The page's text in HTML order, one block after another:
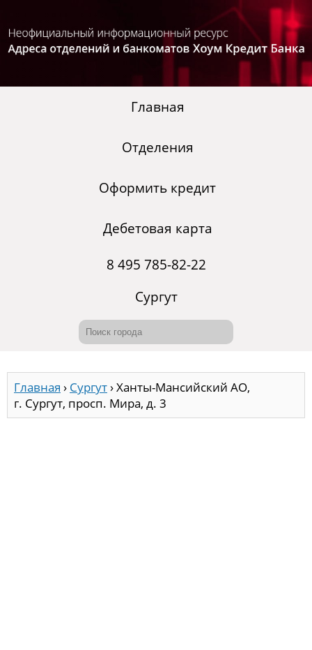
Главная
Отделения
Оформить кредит
Дебетовая карта
8 495 785-82-22
Сургут
Главная › Сургут›Ханты-Мансийский АО,
г. Сургут, просп. Мира, д. 3